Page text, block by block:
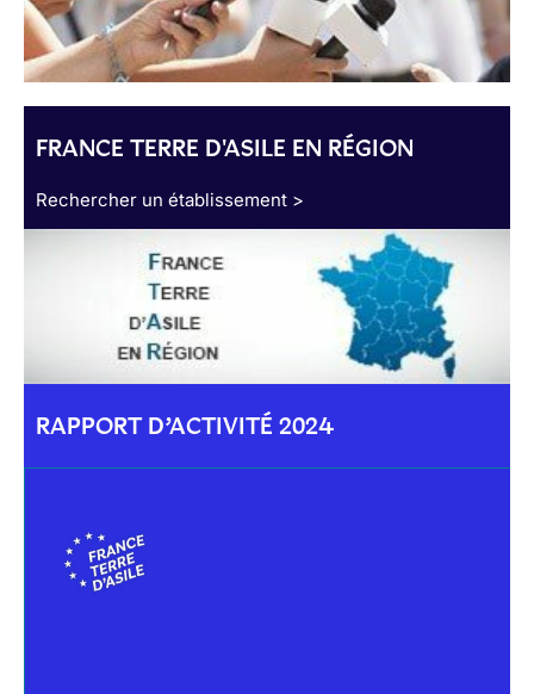
FRANCE TERRE D'ASILE EN RÉGION
Rechercher un établissement >
RAPPORT D’ACTIVITÉ 2024